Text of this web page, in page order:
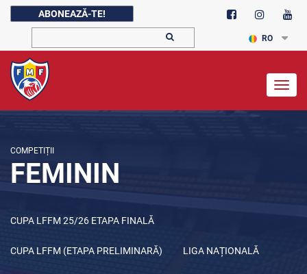
ABONEAZĂ-TE!
RO
COMPETIȚII
FEMININ
CUPA LFFM 25/26 ETAPA FINALĂ
CUPA LFFM (ETAPA PRELIMINARĂ) LIGA NAȚIONALĂ